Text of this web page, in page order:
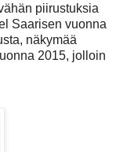
piirustuksia
Saarisen vuonna
näkymää
2015, jolloin